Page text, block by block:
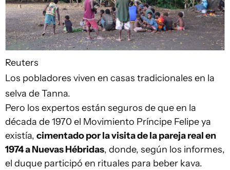
Reuters
Los pobladores viven en casas tradicionales en la
selva de Tanna.
Pero los expertos están seguros de que en la
década de 1970 el Movimiento Príncipe Felipe ya
existía, cimentado por la visita de la pareja real en
1974 a Nuevas Hébridas, donde, según los informes,
el duque participó en rituales para beber kava.